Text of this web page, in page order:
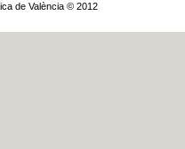
de València © 2012